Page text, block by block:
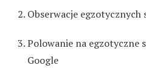
Obserwacje egzotycznych
Polowanie na egzotyczne
Google